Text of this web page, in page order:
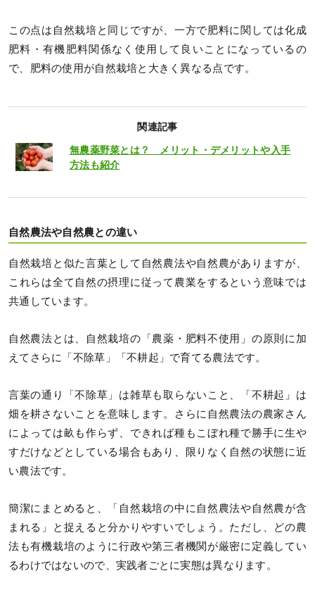
この点は自然栽培と同じですが、一方で肥料に関しては化成
肥料・有機肥料関係なく使用して良いことになっているの
で、肥料の使用が自然栽培と大きく異なる点です。
関連記事
無農薬野菜とは？ メリット・デメリットや入手
方法も紹介
自然農法や自然農との違い
自然栽培と似た言葉として自然農法や自然農がありますが、
これらは全て自然の摂理に従って農業をするという意味では
共通しています。
自然農法とは、自然栽培の「農薬・肥料不使用」の原則に加
えてさらに「不除草」「不耕起」で育てる農法です。
言葉の通り「不除草」は雑草も取らないこと、「不耕起」は
畑を耕さないことを意味します。さらに自然農法の農家さん
によっては畝も作らず、できれば種もこぼれ種で勝手に生や
すだけなどとしている場合もあり、限りなく自然の状態に近
い農法です。
簡潔にまとめると、「自然栽培の中に自然農法や自然農が含
まれる」と捉えると分かりやすいでしょう。ただし、どの農
法も有機栽培のように行政や第三者機関が厳密に定義してい
るわけではないので、実践者ごとに実態は異なります。